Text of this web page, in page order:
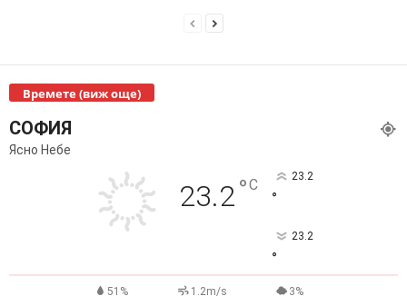
Времете (виж още)
СОФИЯ
Ясно Небе
23.2°C 23.2
°
23.2
°
51% 1.2m/s 3%